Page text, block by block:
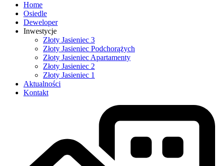
Home
Osiedle
Deweloper
Inwestycje
Złoty Jasieniec 3
Złoty Jasieniec Podchorążych
Złoty Jasieniec Apartamenty
Złoty Jasieniec 2
Złoty Jasieniec 1
Aktualności
Kontakt